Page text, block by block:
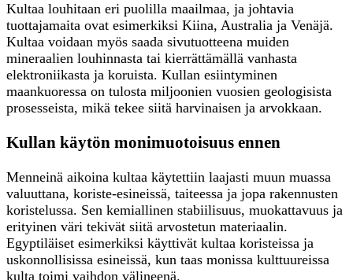
Kultaa louhitaan eri puolilla maailmaa, ja johtavia
tuottajamaita ovat esimerkiksi Kiina, Australia ja Venäjä.
Kultaa voidaan myös saada sivutuotteena muiden
mineraalien louhinnasta tai kierrättämällä vanhasta
elektroniikasta ja koruista. Kullan esiintyminen
maankuoressa on tulosta miljoonien vuosien geologisista
prosesseista, mikä tekee siitä harvinaisen ja arvokkaan.
Kullan käytön monimuotoisuus ennen
Menneinä aikoina kultaa käytettiin laajasti muun muassa
valuuttana, koriste-esineissä, taiteessa ja jopa rakennusten
koristelussa. Sen kemiallinen stabiilisuus, muokattavuus ja
erityinen väri tekivät siitä arvostetun materiaalin.
Egyptiläiset esimerkiksi käyttivät kultaa koristeissa ja
uskonnollisissa esineissä, kun taas monissa kulttuureissa
kulta toimi vaihdon välineenä.